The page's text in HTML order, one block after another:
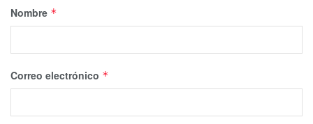
Nombre *
Correo electrónico *